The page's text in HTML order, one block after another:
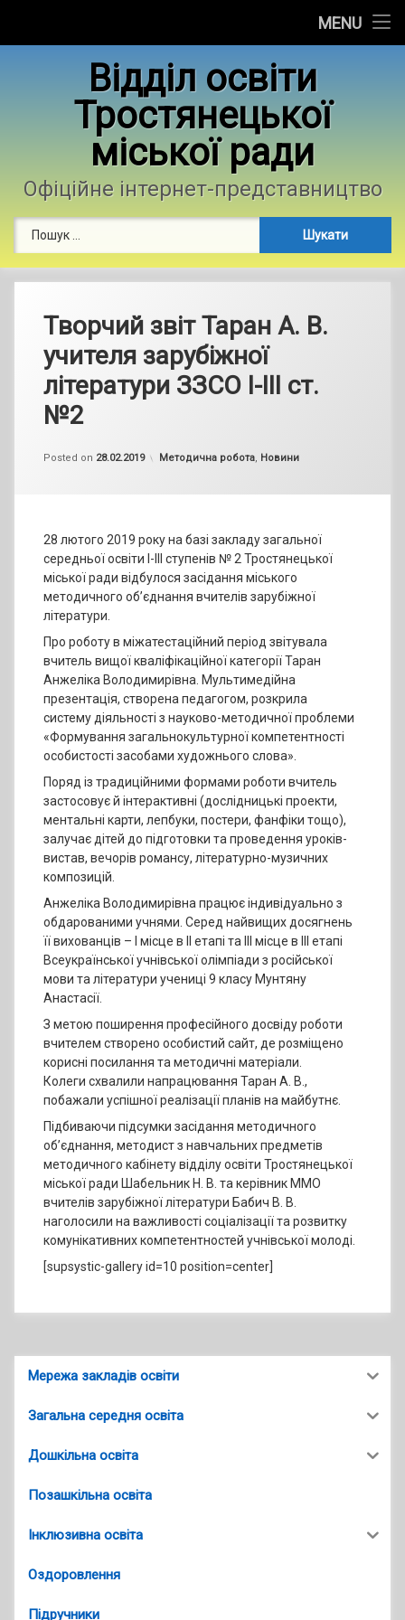
MENU
Контакти
Фотогалерея
Відділ освіти
Тростянецької
міської ради
Офіційне інтернет-представництво
Творчий звіт Таран А. В.
учителя зарубіжної
літератури ЗЗСО І-ІІІ ст.
№2
Posted on 28.02.2019
by
Categories:
Методична робота, Новини
28 лютого 2019 року на базі закладу загальної
середньої освіти І-ІІІ ступенів № 2 Тростянецької
міської ради відбулося засідання міського
методичного об’єднання вчителів зарубіжної
літератури.
Про роботу в міжатестаційний період звітувала
вчитель вищої кваліфікаційної категорії Таран
Анжеліка Володимирівна. Мультимедійна
презентація, створена педагогом, розкрила
систему діяльності з науково-методичної проблеми
«Формування загальнокультурної компетентності
особистості засобами художнього слова».
Поряд із традиційними формами роботи вчитель
застосовує й інтерактивні (дослідницькі проекти,
ментальні карти, лепбуки, постери, фанфіки тощо),
залучає дітей до підготовки та проведення уроків-
вистав, вечорів романсу, літературно-музичних
композицій.
Анжеліка Володимирівна працює індивідуально з
обдарованими учнями. Серед найвищих досягнень
її вихованців – І місце в ІІ етапі та ІІІ місце в ІІІ етапі
Всеукраїнської учнівської олімпіади з російської
мови та літератури учениці 9 класу Мунтяну
Анастасії.
З метою поширення професійного досвіду роботи
вчителем створено особистий сайт, де розміщено
корисні посилання та методичні матеріали.
Колеги схвалили напрацювання Таран А. В.,
побажали успішної реалізації планів на майбутнє.
Підбиваючи підсумки засідання методичного
об’єднання, методист з навчальних предметів
методичного кабінету відділу освіти Тростянецької
міської ради Шабельник Н. В. та керівник ММО
вчителів зарубіжної літератури Бабич В. В.
наголосили на важливості соціалізації та розвитку
комунікативних компетентностей учнівської молоді.
[supsystic-gallery id=10 position=center]
Мережа закладів освіти
Загальна середня освіта
Дошкільна освіта
Позашкільна освіта
Інклюзивна освіта
Оздоровлення
Підручники